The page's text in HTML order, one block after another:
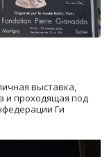
выставка,
и проходящая под
Ги